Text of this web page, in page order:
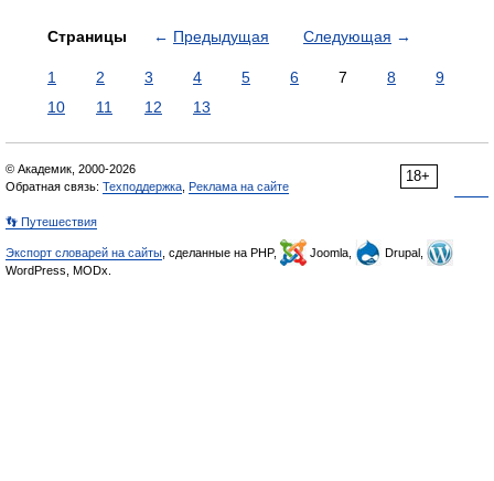
Страницы ← Предыдущая Следующая →
1 2 3 4 5 6 7 8
9
10
11 12 13
18+
© Академик, 2000-2026
Обратная связь: Техподдержка Реклама на сайте
👣 Путешествия
Экспорт словарей на сайты , сделанные на PHP, Joomla,
Drupal,
WordPress, MODx.